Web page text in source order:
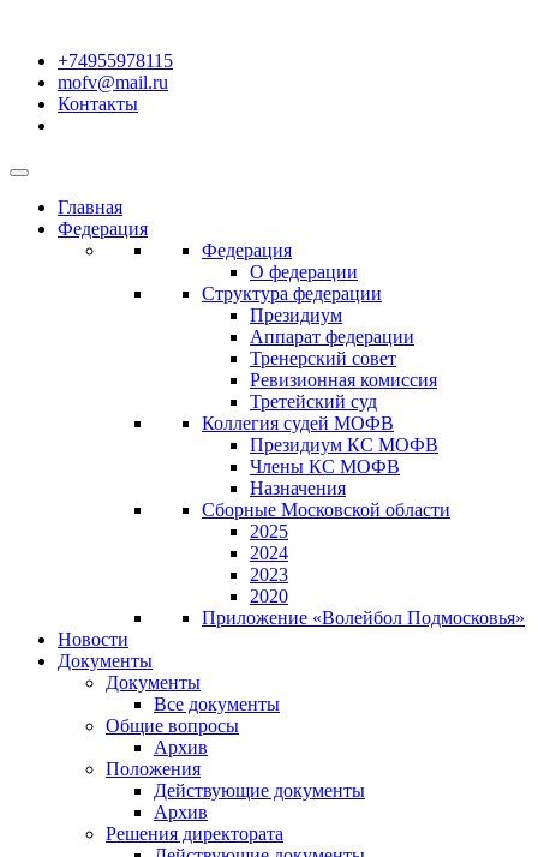
+74955978115
mofv@mail.ru
Контакты
Главная
Федерация
Федерация
О федерации
Структура федерации
Президиум
Аппарат федерации
Тренерский совет
Ревизионная комиссия
Третейский суд
Коллегия судей МОФВ
Президиум КС МОФВ
Члены КС МОФВ
Назначения
Сборные Московской области
2025
2024
2023
2020
Приложение «Волейбол Подмосковья»
Новости
Документы
Документы
Все документы
Общие вопросы
Архив
Положения
Действующие документы
Архив
Решения директората